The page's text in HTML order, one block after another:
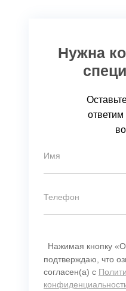
Нужна
Нажимая кнопку
подтверждаю, что
согласен(а) с